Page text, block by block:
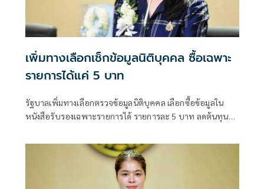
เพิ่มทางเลือกเช็กข้อมูลนิติบุคคล ซื้อเฉพาะ
รายการได้แค่ 5 บาท
รัฐบาลเพิ่มทางเลือกตรวจข้อมูลนิติบุคคล เลือกซื้อข้อมูลใน
หนังสือรับรองเฉพาะรายการได้ รายการละ 5 บาท ลดต้นทุน